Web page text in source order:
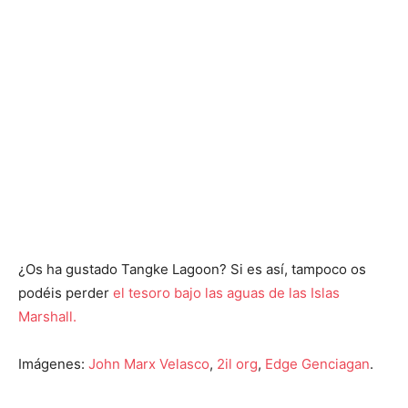
¿Os ha gustado Tangke Lagoon? Si es así, tampoco os
podéis perder el tesoro bajo las aguas de las Islas
Marshall.
Imágenes: John Marx Velasco, 2il org, Edge Genciagan.